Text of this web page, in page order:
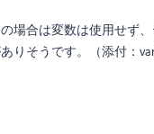
場合は変数は使用せず
そうです。（添付：